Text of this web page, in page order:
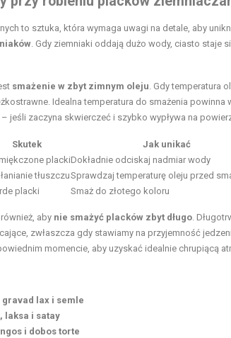
to sztuka, która wymaga uwagi na detale, aby
. Gdy ziemniaki oddają dużo wody, ciasto staje
smażenie w zbyt zimnym oleju. Gdy temperatura
Idealna temperatura do smażenia powinna
jeśli zaczyna skwierczeć i szybko wypływa na
Skutek
Jak unikać
plackiDokładnie odciskaj nadmiar wody
tłuszczuSprawdzaj temperaturę oleju przed
placki Smaż do złotego koloru
aby nie smażyć placków zbyt długo.
zwłaszcza gdy stawiamy na przyjemność
momencie, aby uzyskać idealnie chrupiącą
lax i semle
laksa i satay
i dobos torte